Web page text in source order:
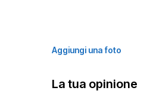
Aggiungi una foto
La tua opinione